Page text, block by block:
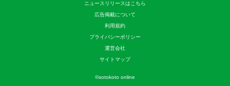
ニュースリリースはこちら
広告掲載について
利用規約
プライバシーポリシー
運営会社
サイトマップ
©sotokoto online